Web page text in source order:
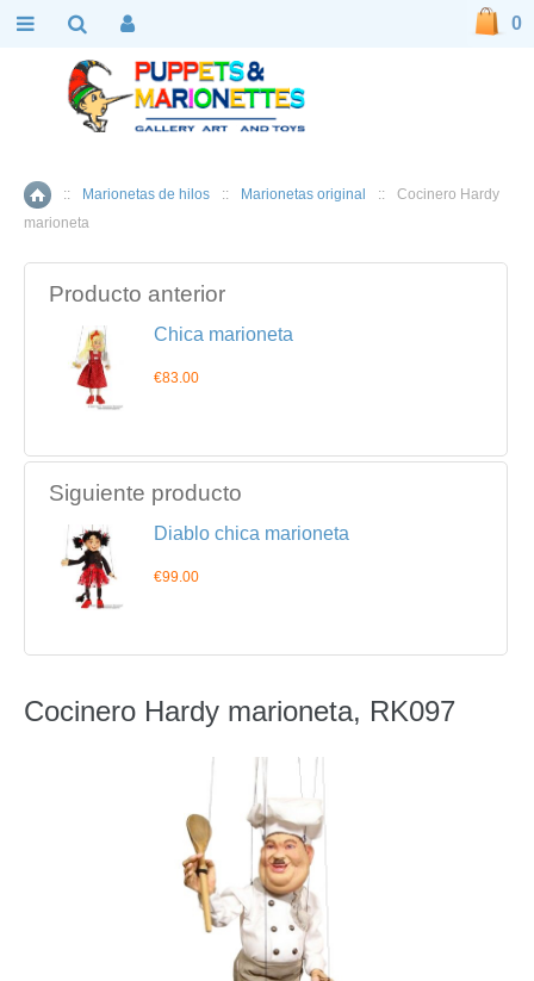
Inicio
:: Marionetas de hilos :: Marionetas original ::
Cocinero Hardy
marioneta
Producto anterior
Chica marioneta
€83.00
Siguiente producto
Diablo chica marioneta
€99.00
Cocinero Hardy marioneta, RK097
0